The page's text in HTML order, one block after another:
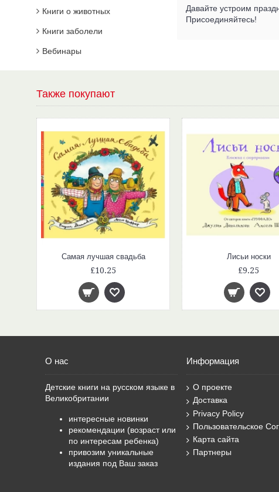
Книги о животных
Книги заболели
Вебинары
Давайте устроим
Присоединяйтесь!
Также покупают
Самая лучшая свадьба
£10.25
Лисьи носки
£9.25
О нас
Детские книги на русском языке в
Великобритании
интересные новинки
рекомендации (возраст или
по интересам ребенка)
привозим уникальные
издания под Ваш заказ
Информация
О проекте
Доставка
Privacy Policy
Пользовательское
Карта сайта
Партнеры